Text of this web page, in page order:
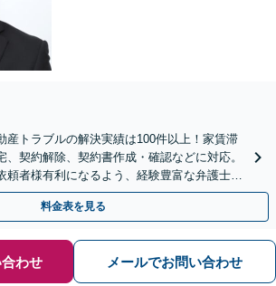
産トラブルの解決実績は100件以上！家賃滞
契約解除、契約書作成・確認などに対応。
頼者様有利になるよう、経験豊富な弁護士が
電話相談からお越しください
料金表を見る
わせ メールでお問い合わせ